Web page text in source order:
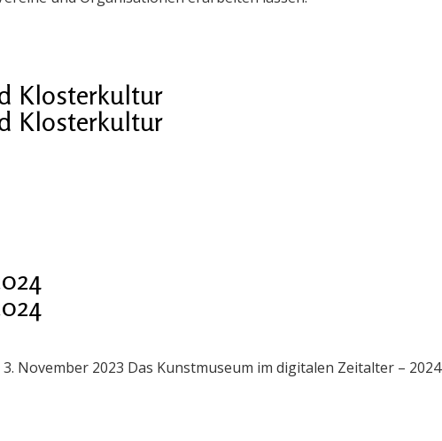
Klosterkultur
Klosterkultur
November 2023 Das Kunstmuseum im digitalen Zeitalter – 2024